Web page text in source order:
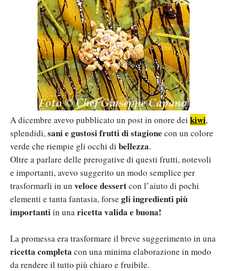
A dicembre avevo pubblicato un post in onore dei kiwi,
splendidi,sani e gustosi frutti di stagione con un colore
verde che riempie gli occhi di bellezza.
Oltre a parlare delle prerogative di questi frutti, notevoli
e importanti, avevo suggerito un modo semplice per
trasformarli in un veloce dessertcon l’aiuto di pochi
elementi e tanta fantasia, forse gli ingredienti più
importantiin unaricetta valida e buona!
La promessa era trasformare il breve suggerimento in una
ricetta completa con una minima elaborazione in modo
da rendere il tutto più chiaro e fruibile.